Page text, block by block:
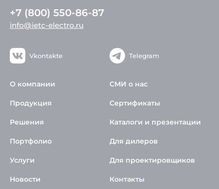
+7 (800) 550-86-87
info@ietc-electro.ru
Vkontakte Telegram
О компании
Продукция
Решения
Портфолио
Услуги
Новости
СМИ о нас
Сертификаты
Каталоги и презентации
Для дилеров
Для проектировщиков
Контакты